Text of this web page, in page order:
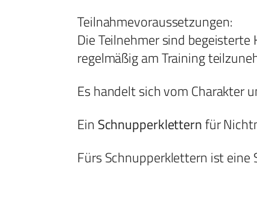
Teilnahmevoraussetzungen:
Die Teilnehmer sind
regelmäßig am Training
Es handelt sich vom Charakter
Ein Schnupperkletternfür
Fürs Schnupperklettern ist